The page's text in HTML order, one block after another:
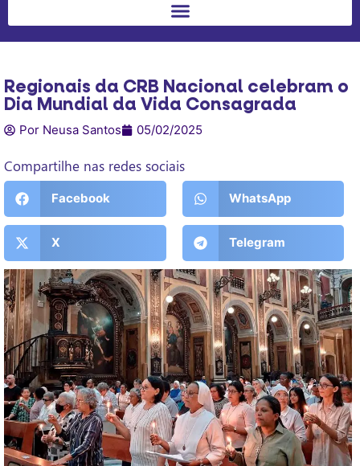
Regionais da CRB Nacional celebram o
Dia Mundial da Vida Consagrada
Por Neusa Santos 05/02/2025
Compartilhe nas redes sociais
Facebook WhatsApp
X Telegram